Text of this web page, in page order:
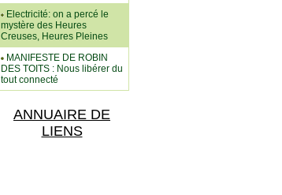
Electricité: on a percé le
mystère des Heures
Creuses, Heures Pleines
MANIFESTE DE ROBIN
DES TOITS : Nous libérer du
tout connecté
ANNUAIRE DE
LIENS